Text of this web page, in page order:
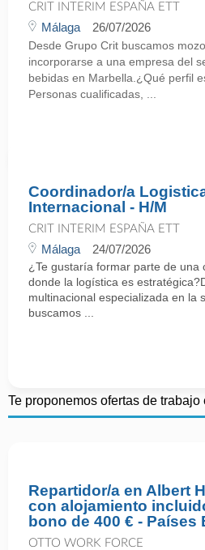
CRIT INTERIM ESPAÑA ETT
Málaga 26/07/2026
Desde Grupo Crit buscamos
incorporarse a una empresa del
bebidas en Marbella.¿Qué perfil
Personas cualificadas, ...
Coordinador/a
Internacional - H/M
CRIT INTERIM ESPAÑA ETT
Málaga 24/07/2026
¿Te gustaría formar parte de una
donde la logística es
multinacional especializada en la
buscamos ...
Te proponemos ofertas de trabajo
Repartidor/a en Albert
con alojamiento
bono de 400 € - Países
OTTO WORK FORCE